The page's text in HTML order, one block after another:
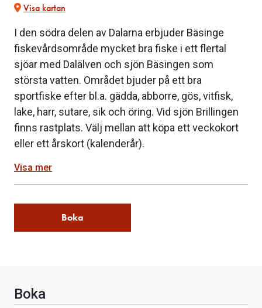
Visa kartan
I den södra delen av Dalarna erbjuder Bäsinge
fiskevårdsområde mycket bra fiske i ett flertal
sjöar med Dalälven och sjön Bäsingen som
största vatten. Området bjuder på ett bra
sportfiske efter bl.a. gädda, abborre, gös, vitfisk,
lake, harr, sutare, sik och öring. Vid sjön Brillingen
finns rastplats. Välj mellan att köpa ett veckokort
eller ett årskort (kalenderår).
Visa mer
Boka
Boka